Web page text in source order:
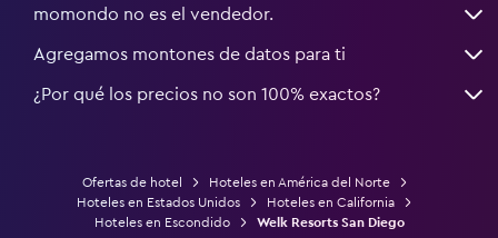
momondo no es el vendedor.
Agregamos montones de datos para ti
¿Por qué los precios no son 100% exactos?
Ofertas de hotel
Hoteles en América del Norte
Hoteles en Estados Unidos
Hoteles en California
Hoteles en Escondido
Welk Resorts San Diego